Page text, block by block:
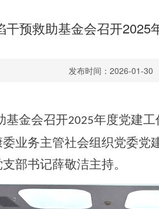
干预救助基金会召开2025
发布时间：2026-01-30
基金会召开2025年度党建
业务主管社会组织党委党
部书记薛敬洁主持。